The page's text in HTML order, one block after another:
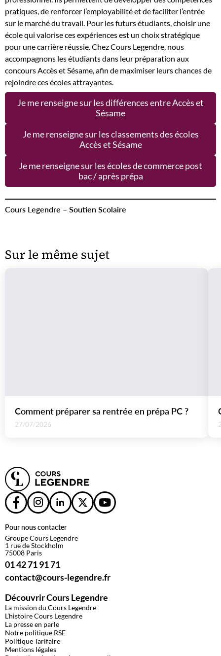
pratiques, de renforcer l’employabilité et de faciliter l’entrée
sur le marché du travail. Pour les futurs étudiants, choisir une
école qui valorise ces expériences est un choix stratégique
pour une carrière réussie. Chez Cours Legendre, nous
accompagnons les étudiants dans leur préparation aux
concours Accès et Sésame, afin de maximiser leurs chances de
rejoindre ces écoles attrayantes.
Je me renseigne sur les différences entre Accès et
Sésame
Je me renseigne sur les classements des écoles
Accès et Sésame
Je me renseigne sur les écoles de commerce post
bac / après prépa
Cours Legendre – Soutien Scolaire
Sur le même sujet
Comment préparer sa rentrée en prépa PC ?
27/07/2026
Pour nous contacter
Groupe Cours Legendre
1 rue de Stockholm
75008 Paris
01 42 71 91 71
contact@cours-legendre.fr
Découvrir Cours Legendre
La mission du Cours Legendre
L’histoire Cours Legendre
La presse en parle
Notre politique RSE
Politique Tarifaire
Mentions légales